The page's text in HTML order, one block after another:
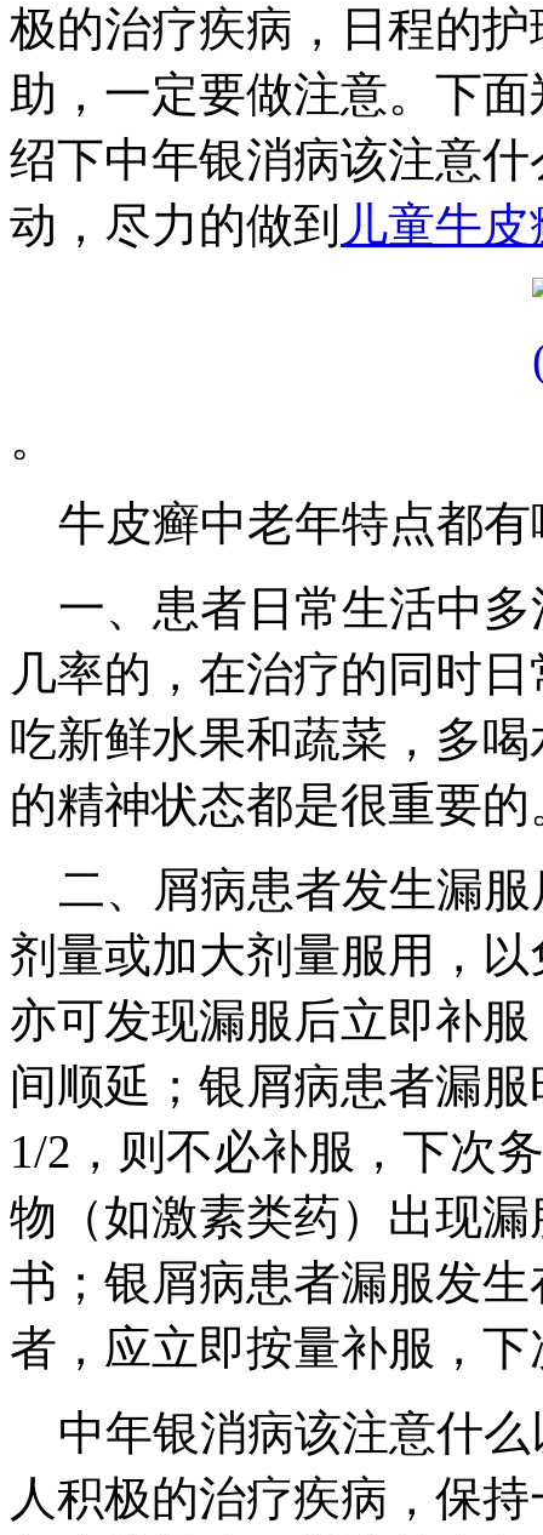
极的治疗疾病，日程的
助，一定要做注意。下
绍下中年银消病该注意
动，尽力的做到 儿童牛
。
牛皮癣中老年特点都有
一、患者日常生活中多
几率的，在治疗的同时
吃新鲜水果和蔬菜，多
的精神状态都是很重要的
二、屑病患者发生漏服
剂量或加大剂量服用，
亦可发现漏服后立即补
间顺延；银屑病患者漏
1/2，则不必补服，下次
物（如激素类药）出现
书；银屑病患者漏服发
者，应立即按量补服，
中年银消病该注意什么
人积极的治疗疾病，保